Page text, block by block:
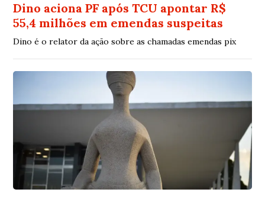
Dino aciona PF após TCU apontar R$
55,4 milhões em emendas suspeitas
Dino é o relator da ação sobre as chamadas emendas pix